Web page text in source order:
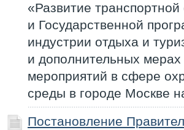
«Развитие
и Государственной
индустрии отдыха и
и дополнительных
мероприятий в сфере
среды в городе Москве
Постановление